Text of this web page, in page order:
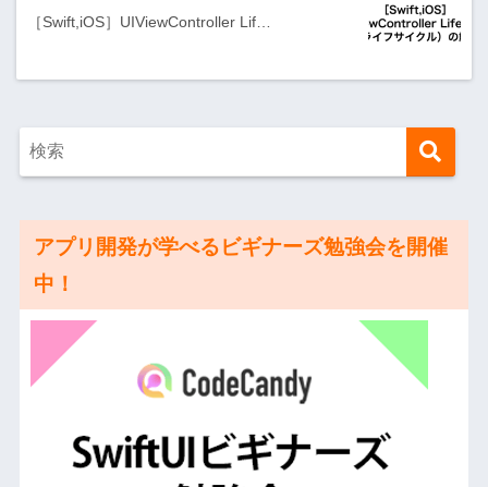
［Swift,iOS］UIViewController Lif…
アプリ開発が学べるビギナーズ勉強会を開催
中！